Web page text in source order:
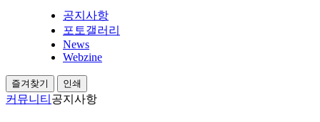
공지사항
포토갤러리
News
Webzine
즐겨찾기 인쇄
커뮤니티 공지사항